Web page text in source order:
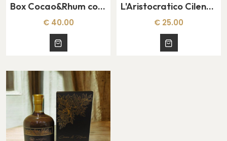
Box Cocao&Rhum con bicchierini in ceramica
€ 40.00
L'Aristocratico Cilentano
€ 25.00